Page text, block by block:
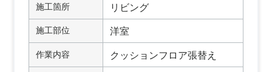
施工箇所 リビング
施工部位 洋室
作業内容 クッションフロア張替え